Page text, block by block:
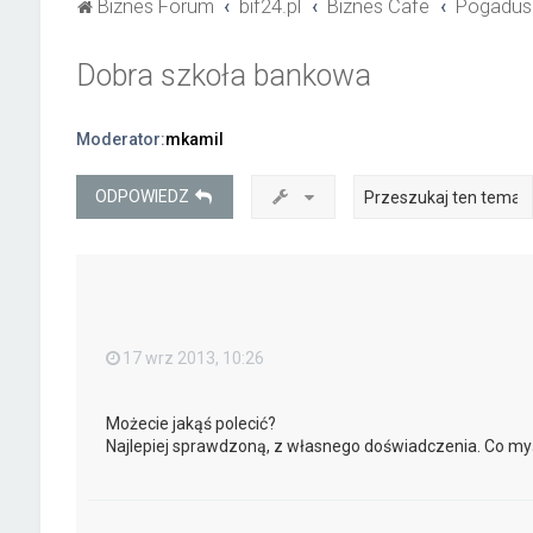
Biznes Forum bif24.pl Biznes Cafe
Dobra szkoła bankowa
Moderator:mkamil
ODPOWIEDZ
17 wrz 2013, 10:26
Możecie jakąś polecić?
Najlepiej sprawdzoną, z własnego doświadczenia. Co